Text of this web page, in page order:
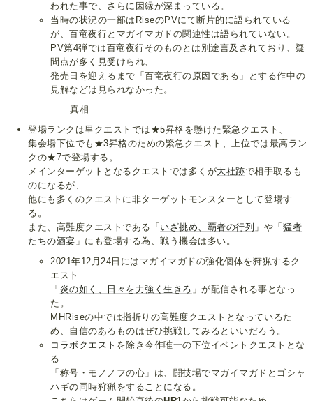
われた事で、さらに因縁が深まっている。
当時の状況の一部はRiseのPVにて断片的に語られている
が、百竜夜行とマガイマガドの関連性は語られていない。
PV第4弾では百竜夜行そのものとは別途言及されており、疑
問点が多く見受けられ、
発売日を迎えるまで「百竜夜行の原因である」とする作中の
見解などは見られなかった。
真相
登場ランクは里クエストでは★5昇格を懸けた緊急クエスト、
集会場下位でも★3昇格のための緊急クエスト、上位では最高ラン
クの★7で登場する。
メインターゲットとなるクエストでは多くが大社跡で相手取るも
のになるが、
他にも多くのクエストに非ターゲットモンスターとして登場す
る。
また、高難度クエストである「 いざ挑め、覇者の行列 」や「 猛者
たちの酒宴 」にも登場する為、戦う機会は多い。
2021年12月24日にはマガイマガドの強化個体を狩猟するク
エスト
「 炎の如く、日々を力強く生きろ 」が配信される事となっ
た。
MHRiseの中では指折りの高難度クエストとなっているた
め、自信のあるものはぜひ挑戦してみるといいだろう。
コラボクエ スト を除き今作唯一の下位イベントクエストとな
る
「称号・モノノフの心」は、闘技場でマガイマガドとゴシャ
ハギの同時狩猟をすることになる。